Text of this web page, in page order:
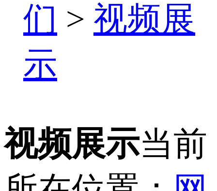
们 > 视频展
示
视频展示当前